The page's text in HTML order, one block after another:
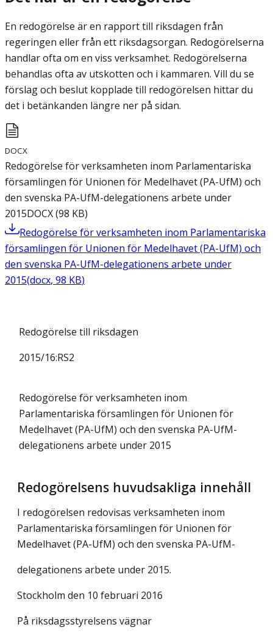
En redogörelse är en rapport till riksdagen från
regeringen eller från ett riksdagsorgan. Redogörelserna
handlar ofta om en viss verksamhet. Redogörelserna
behandlas ofta av utskotten och i kammaren. Vill du se
förslag och beslut kopplade till redogörelsen hittar du
det i betänkanden längre ner på sidan.
DOCX
Redogörelse för verksamheten inom Parlamentariska
församlingen för Unionen för Medelhavet (PA-UfM) och
den svenska PA-UfM-delegationens arbete under
2015DOCX(98 KB)
Redogörelse för verksamheten inom Parlamentariska
församlingen för Unionen för Medelhavet (PA-UfM) och
den svenska PA-UfM-delegationens arbete under
2015(docx, 98 KB)
Redogörelse till riksdagen
2015/16:RS2
Redogörelse för verksamheten inom
Parlamentariska församlingen för Unionen för
Medelhavet (PA-UfM) och den svenska PA-UfM-
delegationens arbete under 2015
Redogörelsens huvudsakliga innehåll
I redogörelsen redovisas verksamheten inom
Parlamentariska församlingen för Unionen för
Medelhavet (PA-UfM) och den svenska PA-UfM-
delegationens arbete under 2015.
Stockholm den 10 februari 2016
På riksdagsstyrelsens vägnar